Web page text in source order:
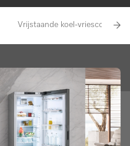
Vrijstaande koel-